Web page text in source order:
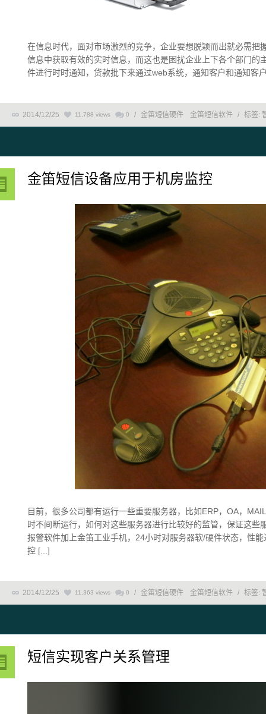
在信息时代，面对市场激烈的竞争，企业要想脱颖而出就必需
信息中获取有效的实时信息，而这也是困扰企业上下各个部门
件进行时时通知，贷款批下来通过web系统，通知客户和通知
2014/12/25 11,788 views 0 / 金笛短信硬件 金笛短信软件 / 标签:
金笛短信设备应用于机房监控
目前，很多公司都有运行一些重要服务器，比如ERP，OA，
时不间断运行，如何对这些服务器进行比较好的监管，保证这
报警软件加上金笛工业手机，24小时对服务器软/硬件状态，性
控 [...]
2014/12/25 11,363 views 0 / 金笛短信硬件 金笛短信软件 / 标签:
短信实现客户关系管理